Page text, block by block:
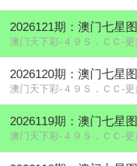
2026121期：澳门七星图
澳门天下彩-４９Ｓ．ＣＣ-
2026120期：澳门七星图
澳门天下彩-４９Ｓ．ＣＣ-
2026119期：澳门七星图
澳门天下彩-４９Ｓ．ＣＣ-